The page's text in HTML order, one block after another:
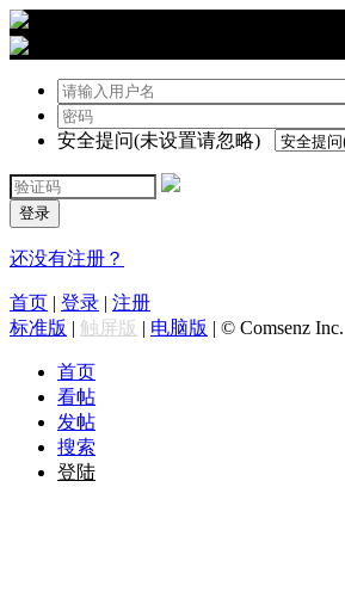
安全提问(未设置请忽略)
登录
还没有注册？
首页 | 登录 | 注册
标准版 | 触屏版 | 电脑版 | © Comsenz Inc.
首页
看帖
发帖
搜索
登陆